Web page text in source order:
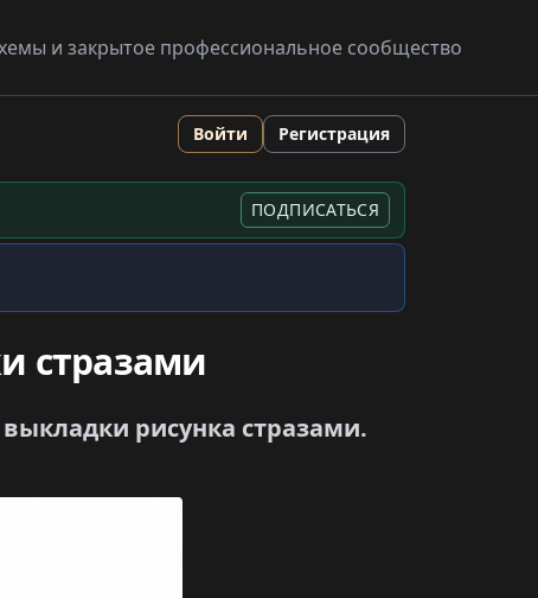
и закрытое профессиональное сообщество
Войти Регистрация
ПОДПИСАТЬСЯ
стразами
рисунка стразами.